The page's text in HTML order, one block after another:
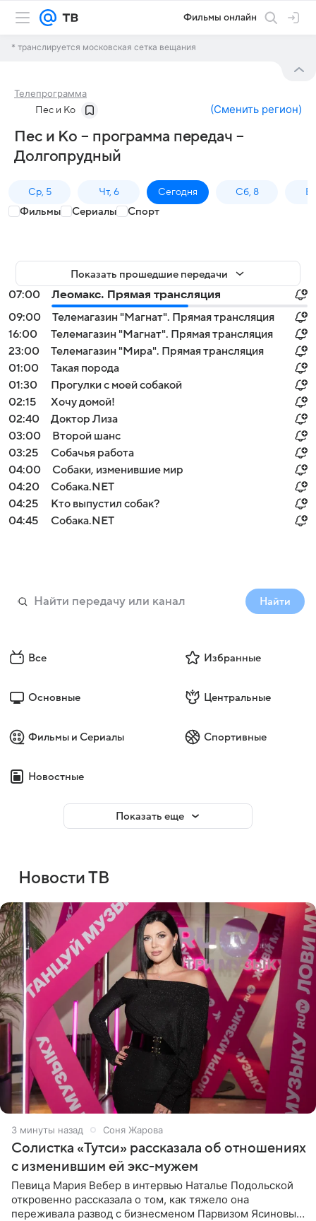
Фильмы онлайн
* транслируется московская сетка вещания
Телепрограмма
Пес и Ко (Сменить регион)
Пес и Ко – программа передач –
Долгопрудный
Ср, 5 Чт, 6 Сегодня Сб, 8
Фильмы Сериалы Спорт
Показать прошедшие передачи
07:00
Леомакс. Прямая трансляция
09:00
Телемагазин "Магнат". Прямая трансляция
16:00
Телемагазин "Магнат". Прямая трансляция
23:00
Телемагазин "Мира". Прямая трансляция
01:00
Такая порода
01:30
Прогулки с моей собакой
02:15
Хочу домой!
02:40
Доктор Лиза
03:00
Второй шанс
03:25
Собачья работа
04:00
Собаки, изменившие мир
04:20
Собака.NET
04:25
Кто выпустил собак?
04:45
Собака.NET
Найти
Все Избранные
Основные Центральные
Фильмы и Сериалы Спортивные
Новостные
Показать еще
Новости ТВ
3 минуты назад Соня Жарова
Солистка «Тутси» рассказала об отношениях
с изменившим ей экс-мужем
Певица Мария Вебер в интервью Наталье Подольской
откровенно рассказала о том, как тяжело она
переживала развод с бизнесменом Парвизом Ясиновым.